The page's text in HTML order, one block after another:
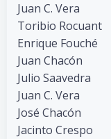
Juan C. Vera
Toribio Rocuant
Enrique Fouché
Juan Chacón
Julio Saavedra
Juan C. Vera
José Chacón
Jacinto Crespo